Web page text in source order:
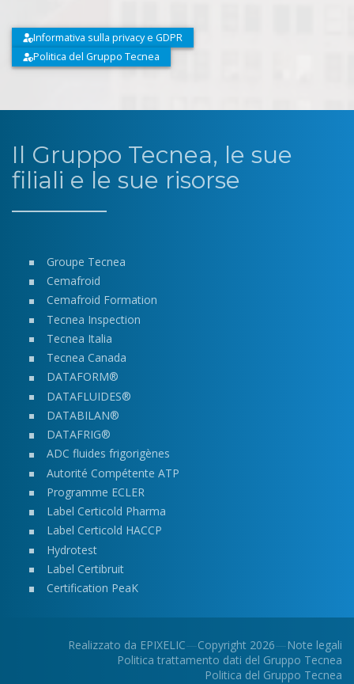
Informativa sulla privacy e GDPR
Politica del Gruppo Tecnea
Il Gruppo Tecnea, le sue
filiali e le sue risorse
Groupe Tecnea
Cemafroid
Cemafroid Formation
Tecnea Inspection
Tecnea Italia
Tecnea Canada
DATAFORM®
DATAFLUIDES®
DATABILAN®
DATAFRIG®
ADC fluides frigorigènes
Autorité Compétente ATP
Programme ECLER
Label Certicold Pharma
Label Certicold HACCP
Hydrotest
Label Certibruit
Certification PeaK
Realizzato da EPIXELIC—Copyright 2026—Note legali
—
Politica trattamento dati del Gruppo Tecnea
Politica del Gruppo Tecnea